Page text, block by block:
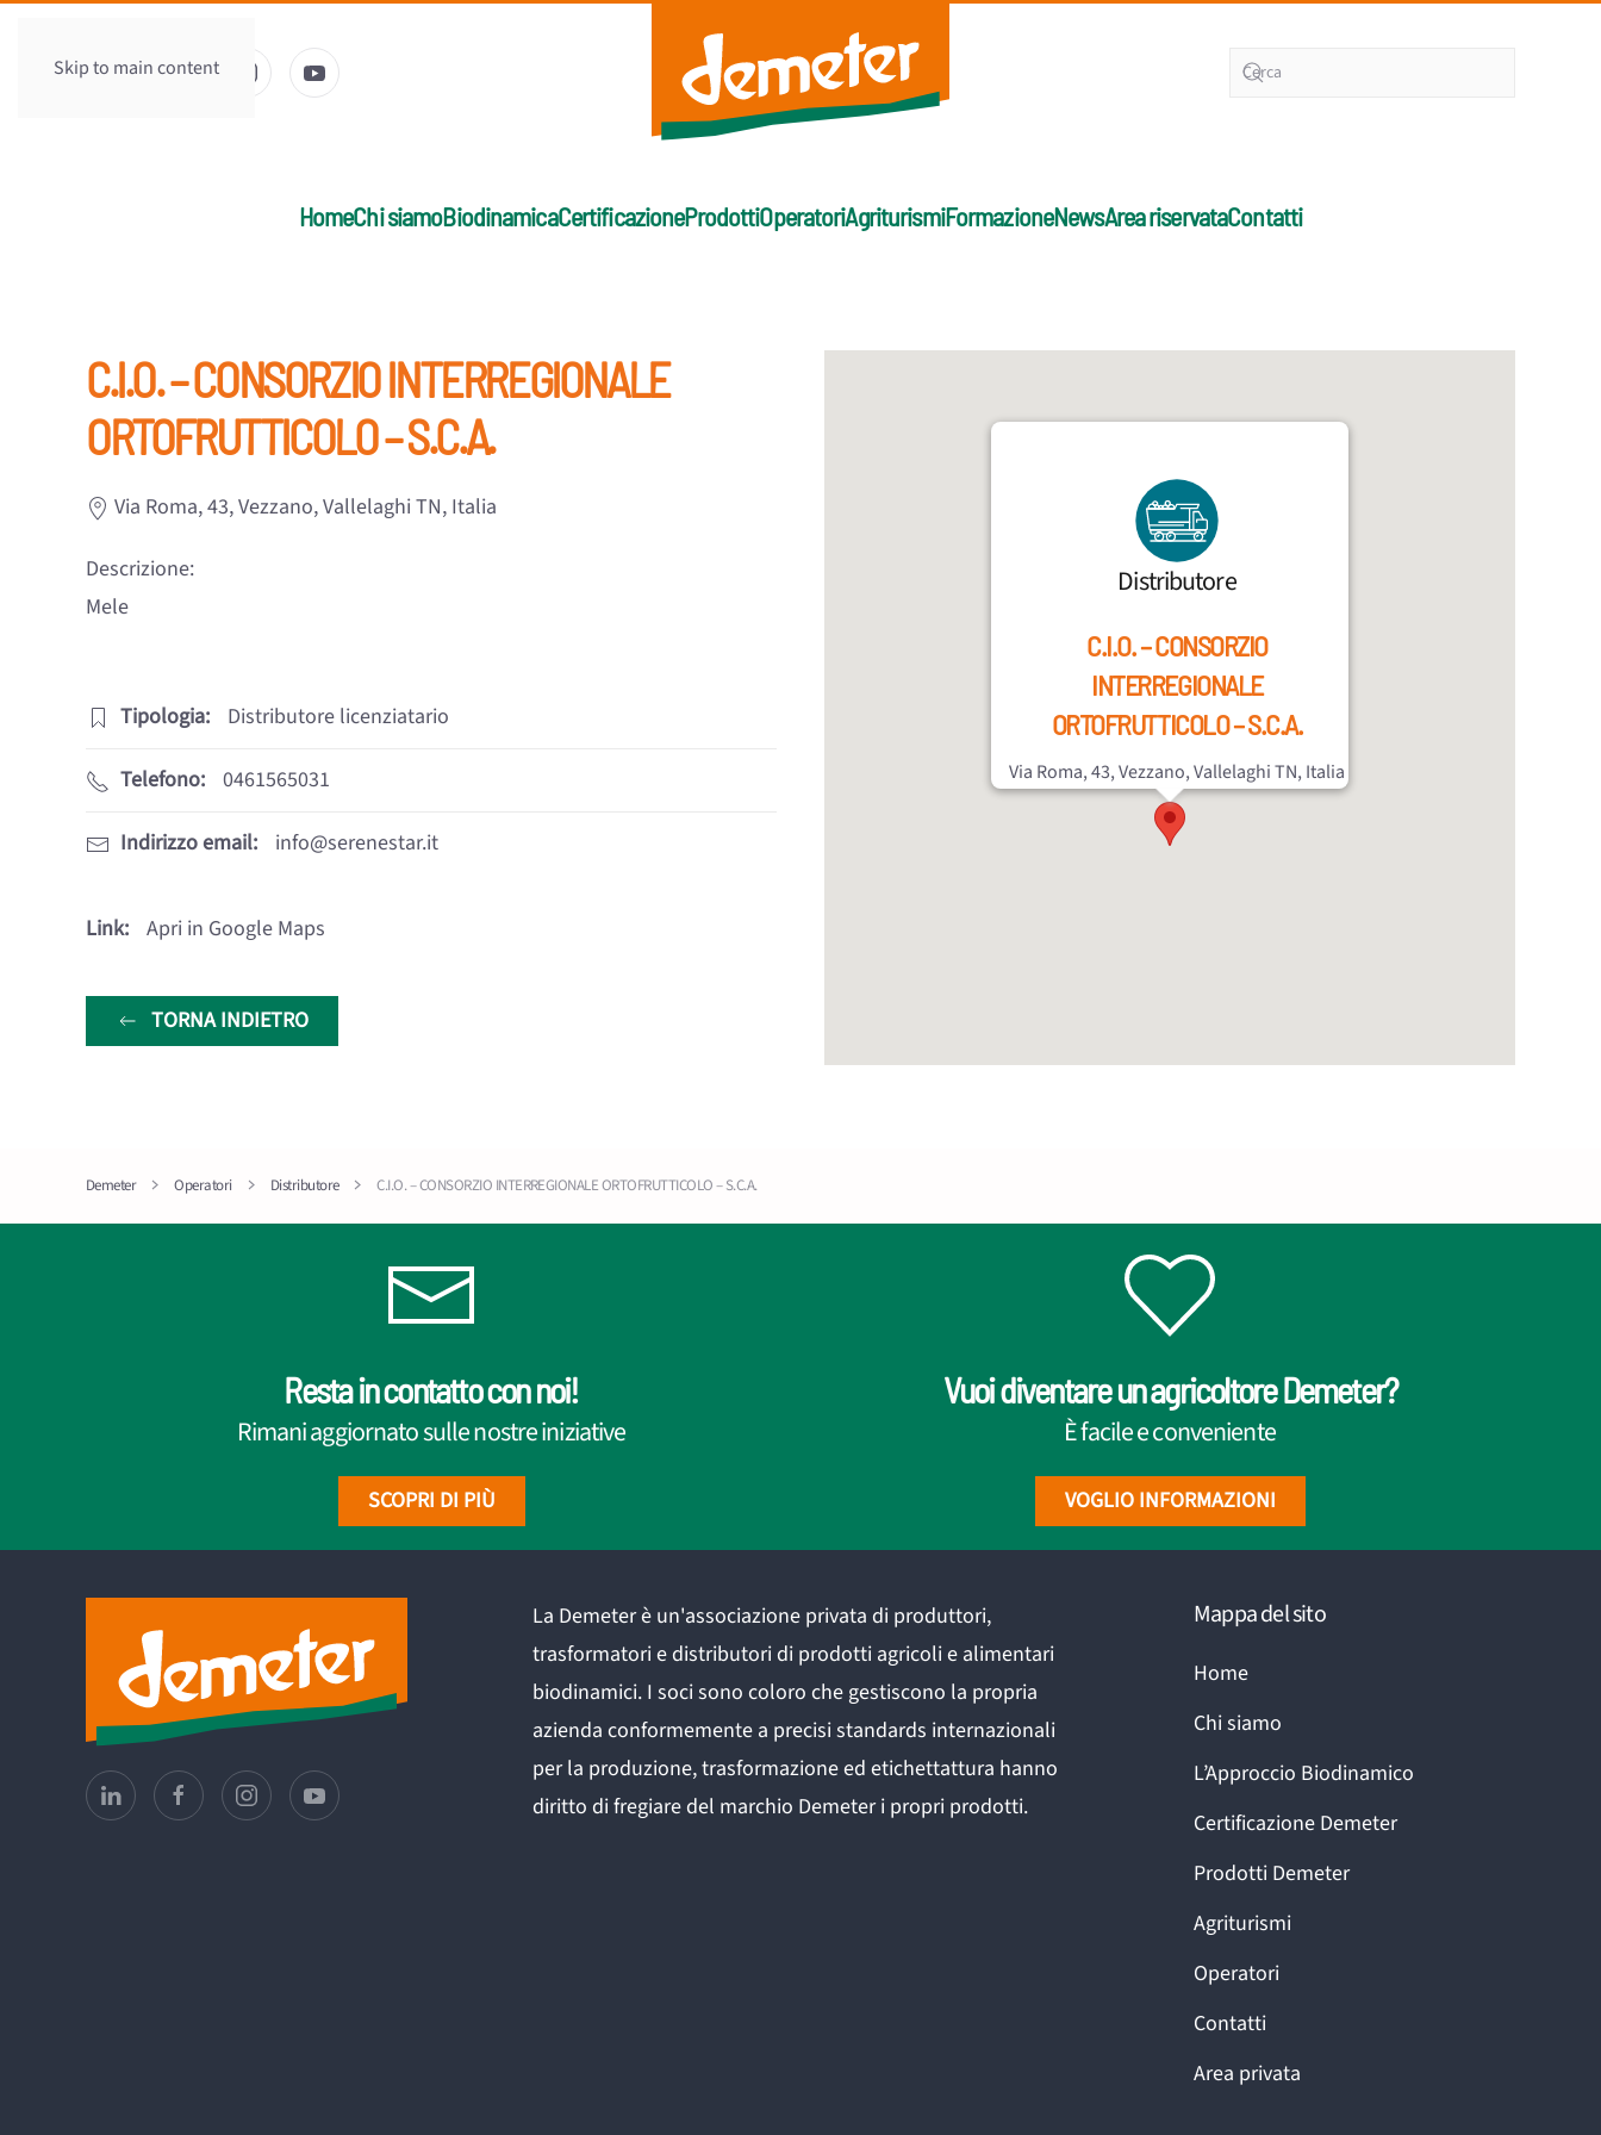
Skip to main content
HomeChi siamoBiodinamicaCertificazioneProdottiOperatoriAgriturismiFormazioneNewsArea riservataContatti
C.I.O. – CONSORZIO INTERREGIONALE
ORTOFRUTTICOLO – S.C.A.
Via Roma, 43, Vezzano, Vallelaghi TN, Italia
Descrizione:
Mele
Tipologia: Distributore licenziatario
Telefono: 0461565031
Indirizzo email: info@serenestar.it
Link: Apri in Google Maps
TORNA INDIETRO
Distributore
C.I.O. – CONSORZIO
INTERREGIONALE
ORTOFRUTTICOLO – S.C.A.
Via Roma, 43, Vezzano, Vallelaghi TN, Italia
Demeter Operatori Distributore C.I.O. – CONSORZIO INTERREGIONALE ORTOFRUTTICOLO – S.C.A.
Resta in contatto con noi!
Rimani aggiornato sulle nostre iniziative
SCOPRI DI PIÙ
Vuoi diventare un agricoltore Demeter?
È facile e conveniente
VOGLIO INFORMAZIONI
La Demeter è un'associazione privata di produttori,
trasformatori e distributori di prodotti agricoli e alimentari
biodinamici. I soci sono coloro che gestiscono la propria
azienda conformemente a precisi standards internazionali
per la produzione, trasformazione ed etichettattura hanno
diritto di fregiare del marchio Demeter i propri prodotti.
Mappa del sito
Home
Chi siamo
L’Approccio Biodinamico
Certificazione Demeter
Prodotti Demeter
Agriturismi
Operatori
Contatti
Area privata